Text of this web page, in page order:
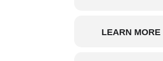
LEARN MORE